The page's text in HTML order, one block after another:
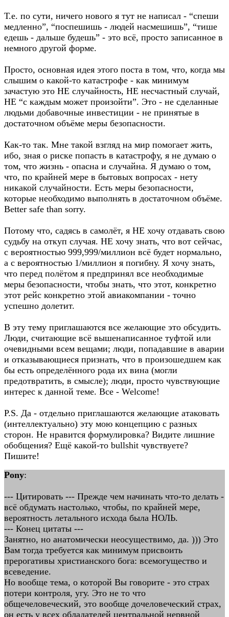
Т.е. по сути, ничего нового я тут не написал - “спеши
медленно”, “поспешишь - людей насмешишь”, “тише
едешь - дальше будешь” - это всё, просто записанное в
немного другой форме.
Просто, основная идея этого поста в том, что, когда мы
слышим о какой-то катастрофе - как минимум
зачастую это НЕ случайность, НЕ несчастный случай,
НЕ “с каждым может произойти”. Это - не сделанные
людьми добавочные инвестиции - не принятые в
достаточном объёме меры безопасности.
Как-то так. Мне такой взгляд на мир помогает жить,
ибо, зная о риске попасть в катастрофу, я не думаю о
том, что жизнь - опасна и случайна. Я думаю о том,
что, по крайней мере в бытовых вопросах - нету
никакой случайности. Есть меры безопасности,
которые необходимо выполнять в достаточном объёме.
Better safe than sorry.
Потому что, садясь в самолёт, я НЕ хочу отдавать свою
судьбу на откуп случая. НЕ хочу знать, что вот сейчас,
с вероятностью 999,999/миллион всё будет нормально,
а с вероятностью 1/миллион я погибну. Я хочу знать,
что перед полётом я предпринял все необходимые
меры безопасности, чтобы знать, что этот, конкретно
этот рейс конкретно этой авиакомпании - точно
успешно долетит.
В эту тему приглашаются все желающие это обсудить.
Люди, считающие всё вышенаписанное туфтой или
очевидными всем вещами; люди, попадавшие в аварии
и отказывающиеся признать, что в произошедшем как
бы есть определённого рода их вина (могли
предотвратить, в смысле); люди, просто чувствующие
интерес к данной теме. Все - Welcome!
P.S. Да - отдельно приглашаются желающие атаковать
(интеллектуально) эту мою концепцию с разных
сторон. Не нравится формулировка? Видите лишние
обобщения? Ещё какой-то bullshit чувствуете?
Пишите!
Pony:
--- Цитировать --- Прежде чем начинать что-то делать -
всё обдумать настолько, чтобы, по крайней мере,
вероятность летального исхода была НОЛЬ.
--- Конец цитаты ---
Занятно, но анатомически неосуществимо, да. ))) Это
Вам тогда требуется как минимум присвоить
прерогативы христианского бога: всемогущество и
всеведение.
Но вообще тема, о которой Вы говорите - это страх
потери контроля, угу. Это не то что
общечеловеческий, это вообще дочеловеческий страх,
он есть у всех обладателей центральной нервной